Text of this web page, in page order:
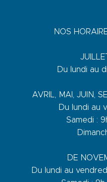
NOS
Du lundi au
AVRIL, MAI, JUIN,
Du lundi au
Samedi :
DE
Du lundi au